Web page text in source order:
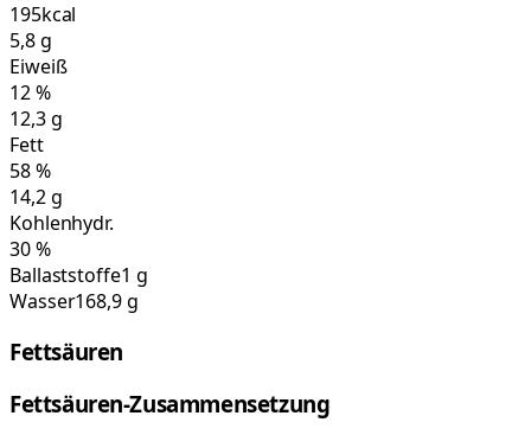
195kcal
5,8g
Eiweiß
12%
12,3g
Fett
58%
14,2g
Kohlenhydr.
30%
Ballaststoffe1 g
Wasser168,9 g
Fettsäuren
Fettsäuren-Zusammensetzung